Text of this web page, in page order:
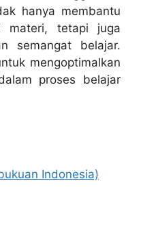
hanya membantu
materi, tetapi juga
semangat belajar.
mengoptimalkan
proses belajar
Indonesia)